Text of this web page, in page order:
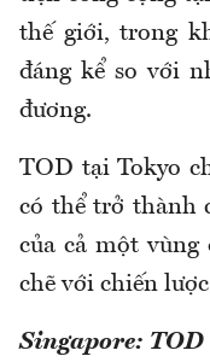
thế giới, trong
đáng kể so với
đương.
TOD tại Tokyo
có thể trở thành
của cả một
chẽ với chiến
Singapore: